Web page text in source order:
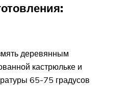
деревянным
кастрюльке и
65-75 градусов